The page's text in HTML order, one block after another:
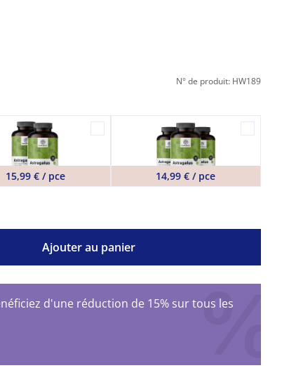
N° de produit: HW189
15,99 € / pce 14,99 € / pce
Ajouter au panier
d'une réduction de 15% sur tous les